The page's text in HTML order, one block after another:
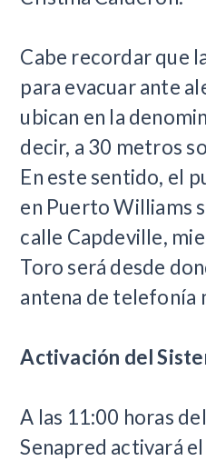
Cabe recordar que
para evacuar ante
ubican en la
decir, a 30 metros
En este sentido, el
en Puerto Williams
calle Capdeville,
Toro será desde
antena de telefonía
Activación del
A las 11:00 horas
Senapred activará